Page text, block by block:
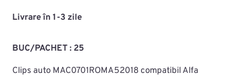
capitonaj
Livrare în 1-3 zile
BUC/PACHET : 25
Clips auto MAC0701ROMA52018 compatibil Alfa